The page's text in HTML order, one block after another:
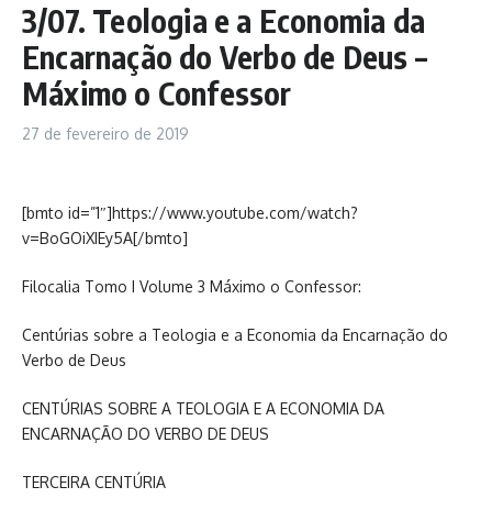
3/07. Teologia e a Economia da
Encarnação do Verbo de Deus –
Máximo o Confessor
27 de fevereiro de 2019
[bmto id=”1″]https://www.youtube.com/watch?
v=BoGOiXIEy5A[/bmto]
Filocalia Tomo I Volume 3 Máximo o Confessor:
Centúrias sobre a Teologia e a Economia da Encarnação do
Verbo de Deus
CENTÚRIAS SOBRE A TEOLOGIA E A ECONOMIA DA
ENCARNAÇÃO DO VERBO DE DEUS
TERCEIRA CENTÚRIA